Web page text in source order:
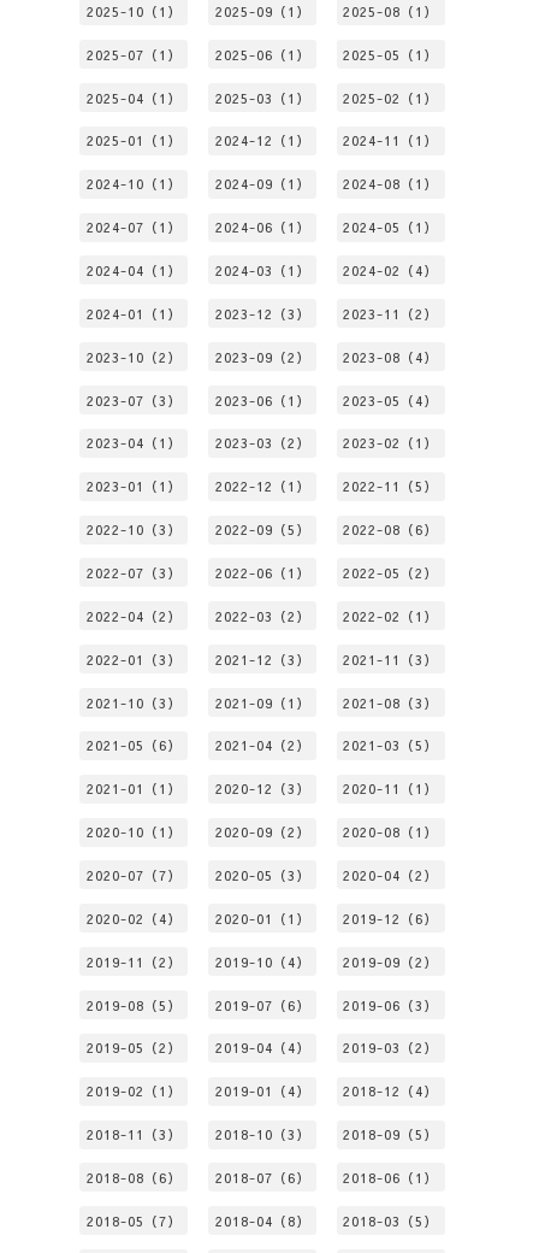
2025-10（1） 2025-09（1） 2025-08（1）
2025-07（1） 2025-06（1） 2025-05（1）
2025-04（1） 2025-03（1） 2025-02（1）
2025-01（1） 2024-12（1） 2024-11（1）
2024-10（1） 2024-09（1） 2024-08（1）
2024-07（1） 2024-06（1） 2024-05（1）
2024-04（1） 2024-03（1） 2024-02（4）
2024-01（1） 2023-12（3） 2023-11（2）
2023-10（2） 2023-09（2） 2023-08（4）
2023-07（3） 2023-06（1） 2023-05（4）
2023-04（1） 2023-03（2） 2023-02（1）
2023-01（1） 2022-12（1） 2022-11（5）
2022-10（3） 2022-09（5） 2022-08（6）
2022-07（3） 2022-06（1） 2022-05（2）
2022-04（2） 2022-03（2） 2022-02（1）
2022-01（3） 2021-12（3） 2021-11（3）
2021-10（3） 2021-09（1） 2021-08（3）
2021-05（6） 2021-04（2） 2021-03（5）
2021-01（1） 2020-12（3） 2020-11（1）
2020-10（1） 2020-09（2） 2020-08（1）
2020-07（7） 2020-05（3） 2020-04（2）
2020-02（4） 2020-01（1） 2019-12（6）
2019-11（2） 2019-10（4） 2019-09（2）
2019-08（5） 2019-07（6） 2019-06（3）
2019-05（2） 2019-04（4） 2019-03（2）
2019-02（1） 2019-01（4） 2018-12（4）
2018-11（3） 2018-10（3） 2018-09（5）
2018-08（6） 2018-07（6） 2018-06（1）
2018-05（7） 2018-04（8） 2018-03（5）